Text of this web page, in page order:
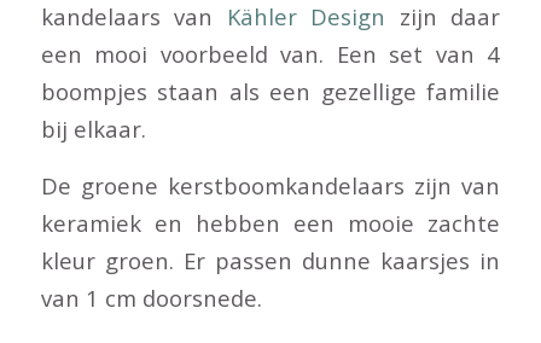
kandelaars van Kähler Design zijn daar
een mooi voorbeeld van. Een set van 4
boompjes staan als een gezellige familie
bij elkaar.
De groene kerstboomkandelaars zijn van
keramiek en hebben een mooie zachte
kleur groen. Er passen dunne kaarsjes in
van 1 cm doorsnede.